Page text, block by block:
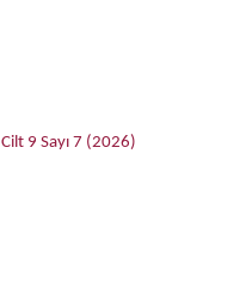
Cilt 9 Sayı 7 (2026)